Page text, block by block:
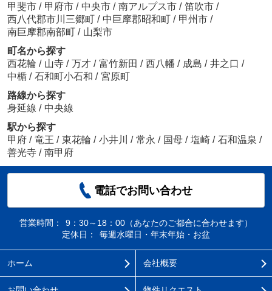
甲斐市 / 甲府市 / 中央市 / 南アルプス市 / 笛吹市 /
西八代郡市川三郷町 / 中巨摩郡昭和町 / 甲州市 /
南巨摩郡南部町 / 山梨市
町名から探す
西花輪 / 山寺 / 万才 / 富竹新田 / 西八幡 / 成島 / 井之口 /
中楯 / 石和町小石和 / 宮原町
路線から探す
身延線 / 中央線
駅から探す
甲府 / 竜王 / 東花輪 / 小井川 / 常永 / 国母 / 塩崎 / 石和温泉 /
善光寺 / 南甲府
電話でお問い合わせ
営業時間：
9：30～18：00（あなたのご都合に合わせます）
定休日：
毎週水曜日・年末年始・お盆
ホーム 会社概要